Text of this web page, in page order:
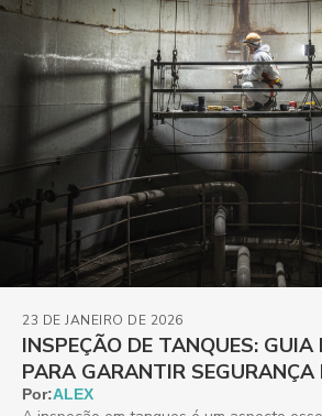
INSPEÇÃO DE TANQUES: GUIA
PARA GARANTIR SEGURANÇA
23 DE JANEIRO DE 2026
Por:ALEX